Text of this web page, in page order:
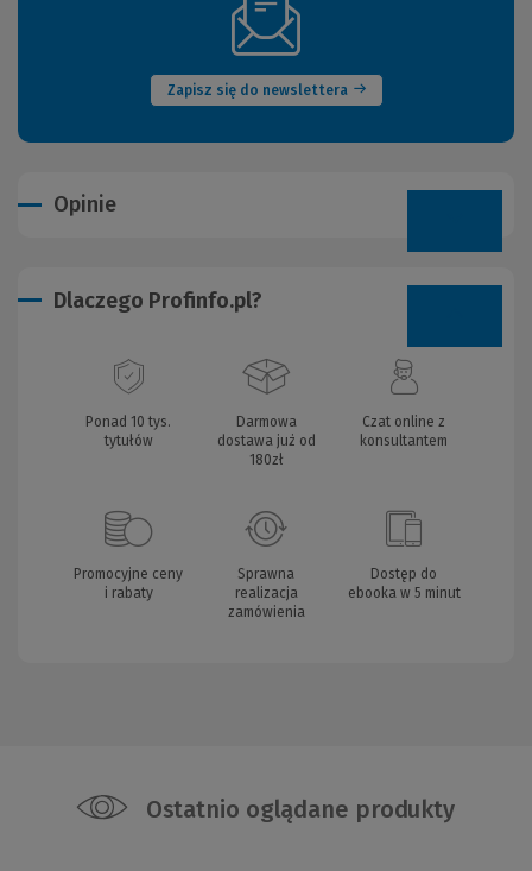
Zapisz się do newslettera
(Nowe
okno)
Opinie
Dlaczego Profinfo.pl?
Ponad 10 tys.
tytułów
Darmowa
dostawa już od
180zł
Czat online z
konsultantem
Promocyjne ceny
i rabaty
Sprawna
realizacja
zamówienia
Dostęp do
ebooka w 5 minut
Ostatnio oglądane produkty